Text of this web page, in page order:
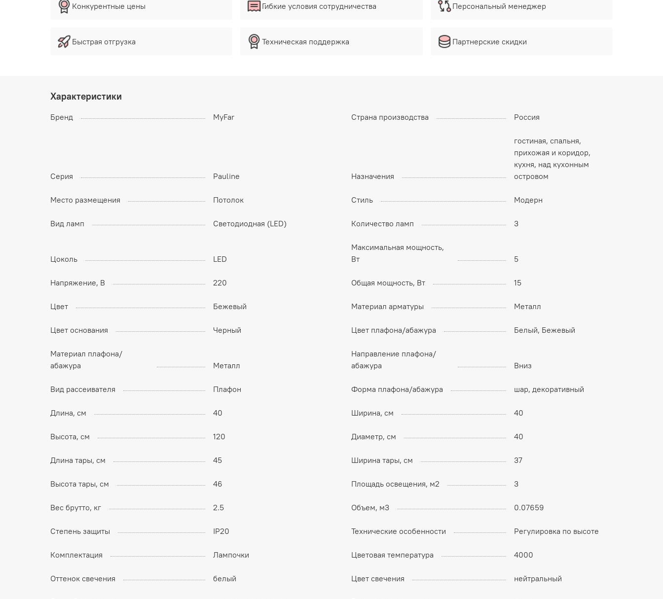
Конкурентные цены
Быстрая отгрузка
Гибкие условия сотрудничества
Техническая поддержка
Персональный менеджер
Партнерские скидки
Характеристики
Бренд MyFar Страна производства Россия
Серия Pauline Назначения
гостиная, спальня,
прихожая и коридор,
кухня, над кухонным
островом
Место размещения Потолок Стиль Модерн
Вид ламп Светодиодная (LED) Количество ламп 3
Цоколь LED
Максимальная мощность,
Вт
5
Напряжение, В 220 Общая мощность, Вт 15
Цвет Бежевый Материал арматуры Металл
Цвет основания Черный Цвет плафона/абажура Белый, Бежевый
Материал плафона/
абажура
Металл
Направление плафона/
абажура
Вниз
Вид рассеивателя Плафон Форма плафона/абажура шар, декоративный
Длина, см 40 Ширина, см 40
Высота, см 120 Диаметр, см 40
Длина тары, см 45 Ширина тары, см 37
Высота тары, см 46 Площадь освещения, м2 3
Вес брутто, кг 2.5 Объем, м3 0.07659
Степень защиты IP20 Технические особенности Регулировка по высоте
Комплектация Лампочки Цветовая температура 4000
Оттенок свечения белый Цвет свечения нейтральный